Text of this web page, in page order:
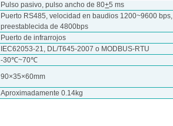
Pulso pasivo, pulso ancho de 80+5 ms
Puerto RS485, velocidad en baudios 1200~9600 bps,
preestablecida de 4800bps
Puerto de infrarrojos
IEC62053-21, DL/T645-2007 o MODBUS-RTU
-30℃~70℃
90×35×60mm
Aproximadamente 0.14kg